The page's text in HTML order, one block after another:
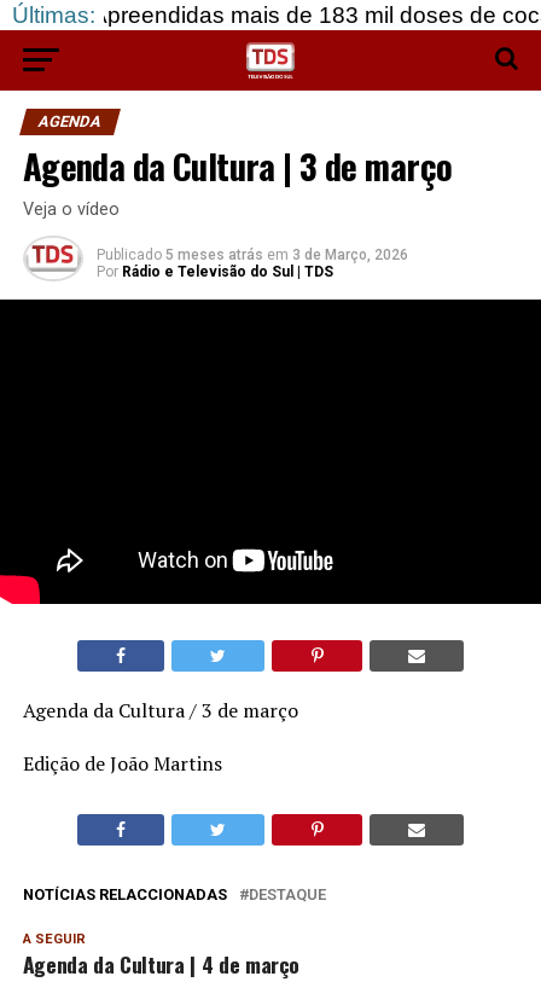
Últimas:mais de 183 mil doses de cocaína, em
AGENDA
Agenda da Cultura | 3 de março
Veja o vídeo
Publicado 5 meses atrás em 3 de Março, 2026
Por Rádio e Televisão do Sul | TDS
Agenda da Cultura / 3 de março
Edição de João Martins
NOTÍCIAS RELACCIONADAS DESTAQUE
A SEGUIR
Agenda da Cultura | 4 de março